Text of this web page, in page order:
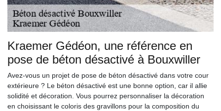
Kraemer Gédéon, une référence en
pose de béton désactivé à Bouxwiller
Avez-vous un projet de pose de béton désactivé dans votre cour
extérieure ? Le béton désactivé est une bonne option, car il allie
solidité et décoration. Vous pourrez personnaliser la décoration
en choisissant le coloris des gravillons pour la composition du